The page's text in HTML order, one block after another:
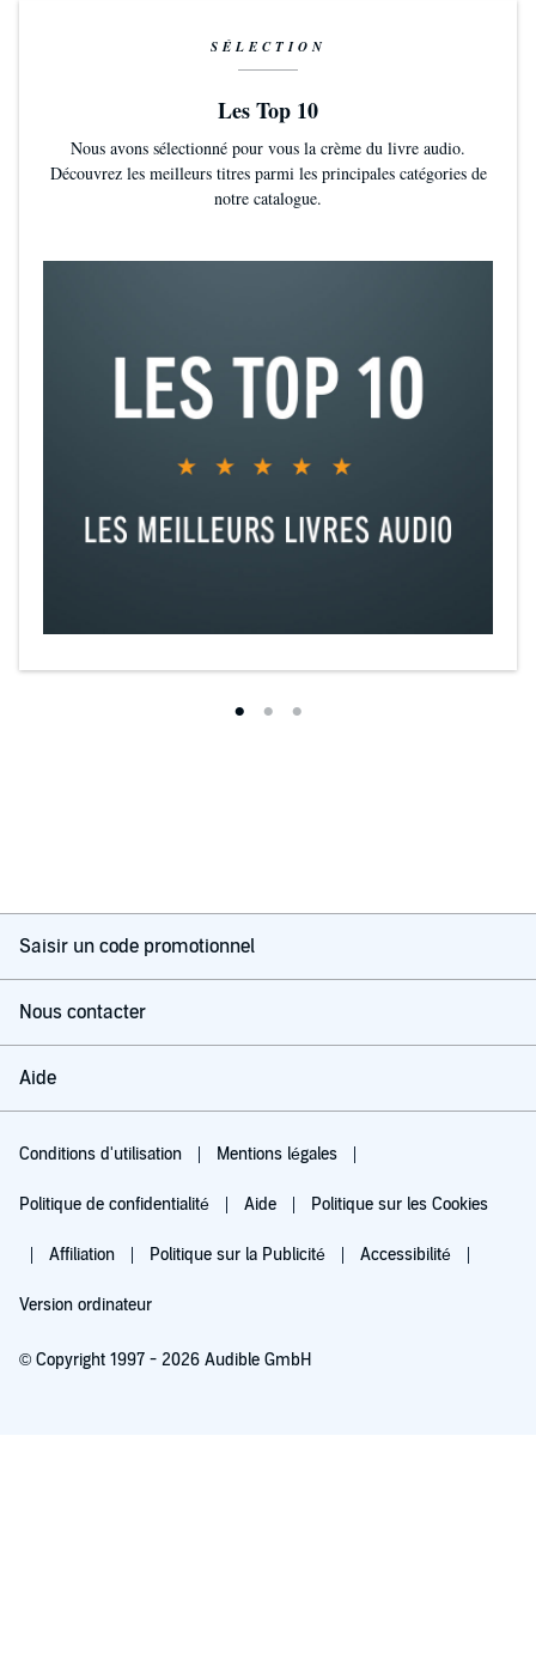
SÉLECTION
Les Top 10
Nous avons sélectionné pour vous la crème du livre audio.
Découvrez les meilleurs titres parmi les principales catégories de
notre catalogue.
Saisir un code promotionnel
Nous contacter
Aide
Conditions d'utilisation Mentions légales
Politique de confidentialité Aide Politique sur les Cookies
Affiliation Politique sur la Publicité Accessibilité
Version ordinateur
© Copyright 1997 - 2026 Audible GmbH